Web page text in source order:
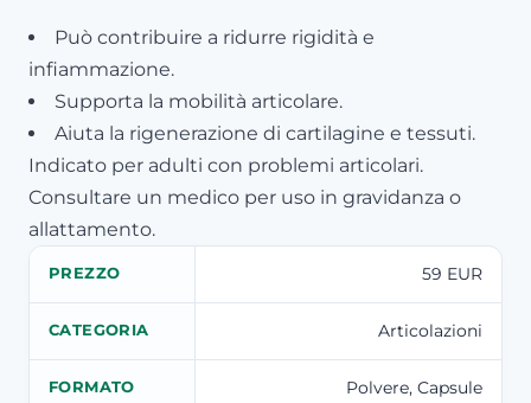
Può contribuire a ridurre rigidità e
infiammazione.
Supporta la mobilità articolare.
Aiuta la rigenerazione di cartilagine e tessuti.
Indicato per adulti con problemi articolari.
Consultare un medico per uso in gravidanza o
allattamento.
PREZZO 59 EUR
CATEGORIA Articolazioni
FORMATO Polvere, Capsule